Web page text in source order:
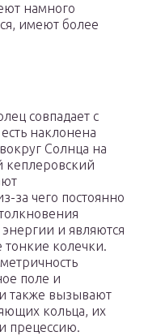
намного
имеют более
совпадает с
наклонена
Солнца на
кеплеровский
за чего постоянно
и являются
колечки.
поле и
также вызывают
кольца, их
прецессию.